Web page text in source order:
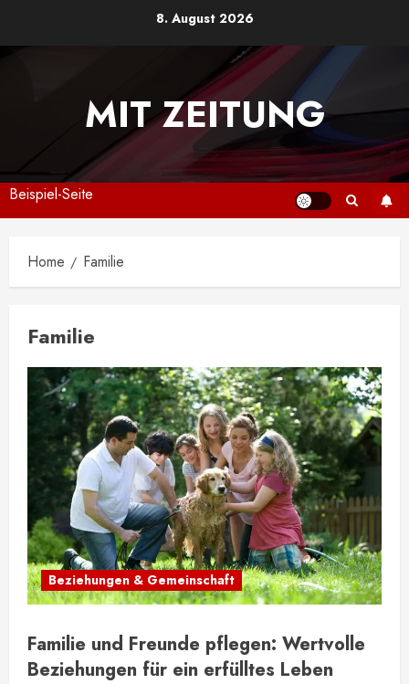
8. August 2026
MIT ZEITUNG
Beispiel-Seite
Home Familie
Familie
Beziehungen & Gemeinschaft
Familie und Freunde pflegen: Wertvolle
Beziehungen für ein erfülltes Leben